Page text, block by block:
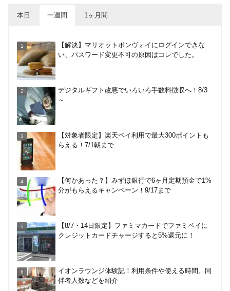
本日 一週間 1ヶ月間
分がもらえるキャンペーン！9/17まで
り場やメリット・デメリットを解説
け4％増量！Yahoo!ふるさと納税で使おう
ド！
や違約金は？
後の対応、仕上がり時間などまとめ
【解決】マリオットボンヴォイにログインできな
い、パスワード変更不可の原因はコレでした。
デジタルギフト改悪でいろいろ手数料徴収へ！8/3
～
【対象者限定】楽天ペイ利用で最大300ポイントも
らえる！7/1朝まで
【何かあった？】みずほ銀行で6ヶ月定期預金で1%
分がもらえるキャンペーン！9/17まで
【8/7・14日限定】ファミマカードでファミペイに
クレジットカードチャージすると5%還元に！
イオンラウンジ体験記！利用条件や使える時間、同
伴者人数などを紹介